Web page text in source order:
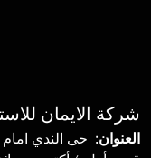
شركة الايمان
العنوان:
حى الندي